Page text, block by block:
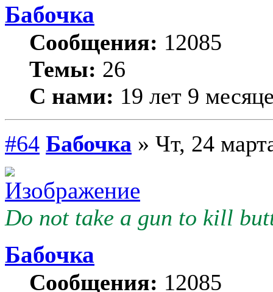
Бабочка
Сообщения: 12085
Темы: 26
С нами: 19 лет 9
#64 Бабочка » Чт, 24
Do not take a gun to kill
Бабочка
Сообщения: 12085